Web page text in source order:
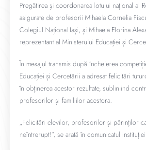
Pregătirea și coordonarea lotului național al
asigurate de profesorii Mihaela Cornelia
Colegiul Național Iași, și Mihaela Florina
reprezentant al Ministerului Educației și
În mesajul transmis după încheierea
Educației și Cercetării a adresat felicitări
în obținerea acestor rezultate, subliniind
profesorilor și familiilor acestora.
„Felicitări elevilor, profesorilor și părinților
neîntrerupt!”, se arată în comunicatul